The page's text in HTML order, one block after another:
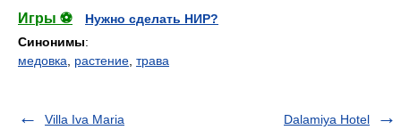
Игры ⚽
Нужно сделать НИР?
Синонимы:
медовка
растение трава
Villa Iva Maria Dalamiya Hotel